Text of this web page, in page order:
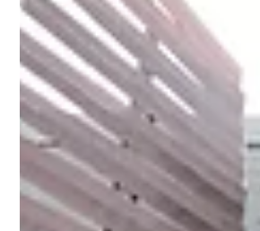
台灣基督長老教會礁溪教會